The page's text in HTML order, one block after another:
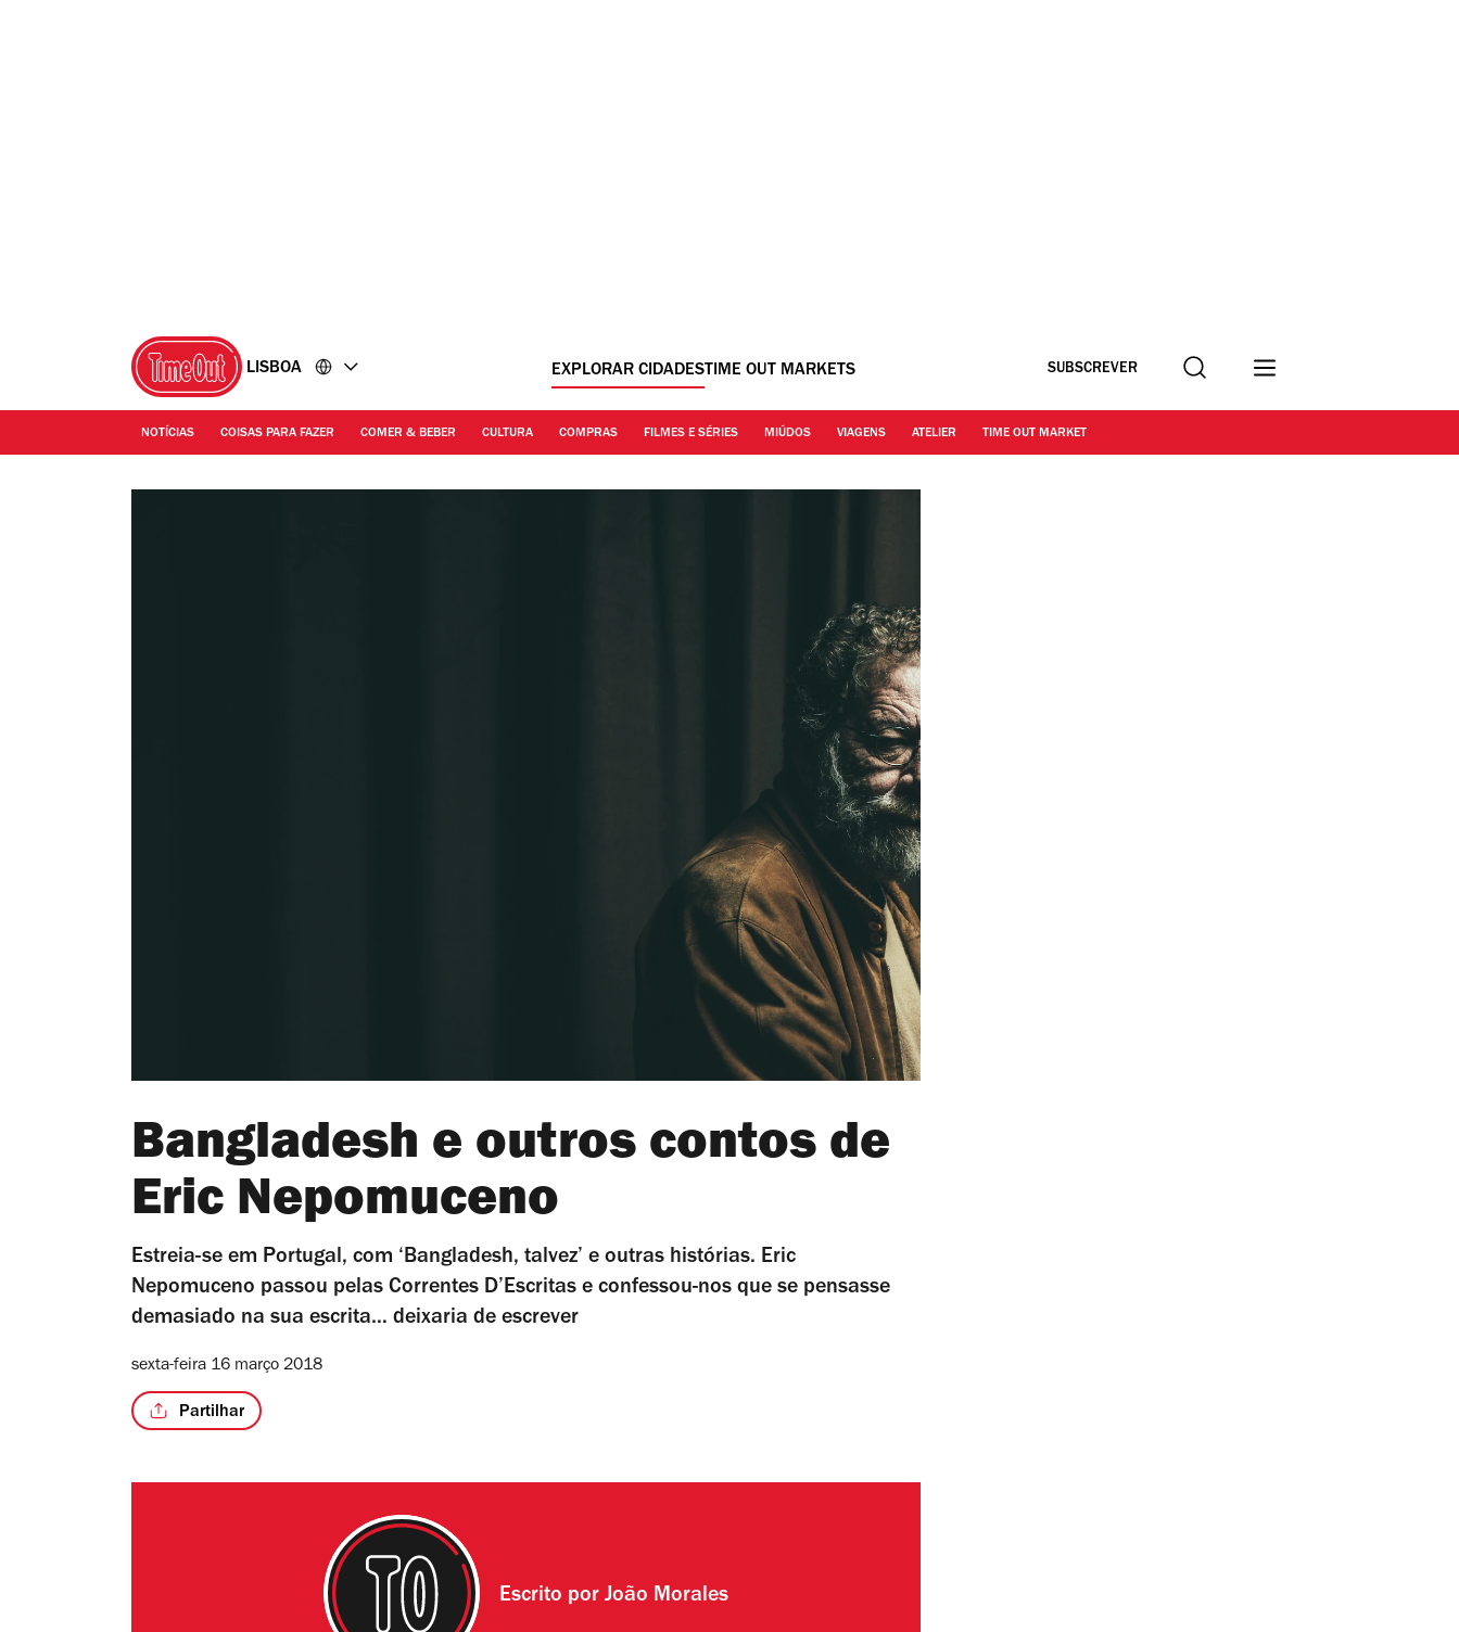
LISBOA EXPLORAR CIDADESTIME OUT MARKETS SUBSCREVER Procurar
NOTÍCIAS COISAS PARA FAZER COMER & BEBER CULTURA COMPRAS FILMES E SÉRIES MIÚDOS VIAGENS ATELIER TIME OUT MARKET
Bangladesh e outros contos de
Eric Nepomuceno
Estreia-se em Portugal, com ‘Bangladesh, talvez’ e outras histórias. Eric
Nepomuceno passou pelas Correntes D’Escritas e confessou-nos que se pensasse
demasiado na sua escrita… deixaria de escrever
sexta-feira 16 março 2018
Partilhar
Escrito por João Morales